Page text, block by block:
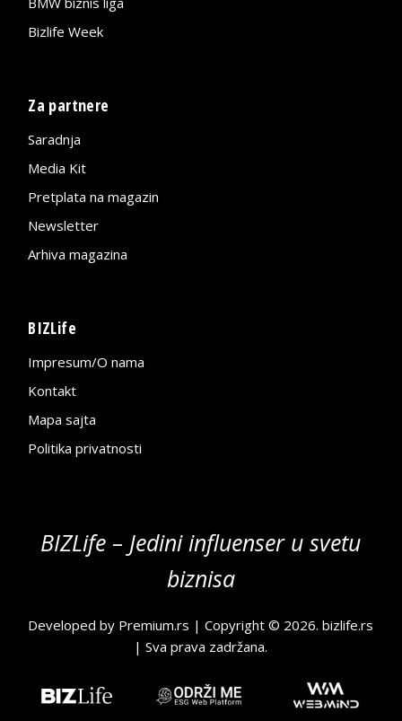
Bizlife Week
Za partnere
Saradnja
Media Kit
Pretplata na magazin
Newsletter
Arhiva magazina
BIZLife
Impresum/O nama
Kontakt
Mapa sajta
Politika privatnosti
BIZLife – Jedini influenser u svetu
biznisa
Developed by Premium.rs | Copyright © 2026.bizlife.rs
| Sva prava zadržana.